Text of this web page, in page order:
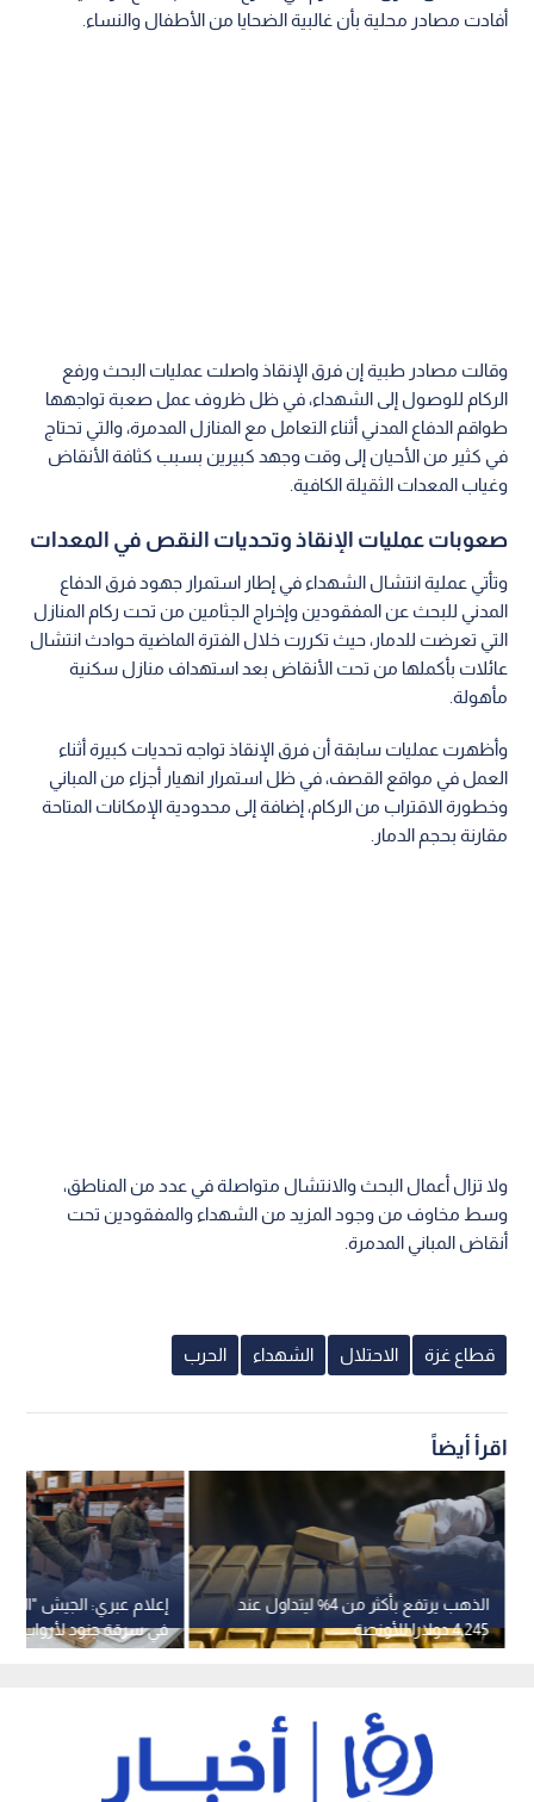
أفادت مصادر محلية بأن غالبية الضحايا من الأطفال والنساء.
وقالت مصادر طبية إن فرق الإنقاذ واصلت عمليات البحث ورفع
الركام للوصول إلى الشهداء، في ظل ظروف عمل صعبة تواجهها
طواقم الدفاع المدني أثناء التعامل مع المنازل المدمرة، والتي تحتاج
في كثير من الأحيان إلى وقت وجهد كبيرين بسبب كثافة الأنقاض
وغياب المعدات الثقيلة الكافية.
صعوبات عمليات الإنقاذ وتحديات النقص في المعدات
وتأتي عملية انتشال الشهداء في إطار استمرار جهود فرق الدفاع
المدني للبحث عن المفقودين وإخراج الجثامين من تحت ركام المنازل
التي تعرضت للدمار، حيث تكررت خلال الفترة الماضية حوادث انتشال
عائلات بأكملها من تحت الأنقاض بعد استهداف منازل سكنية
مأهولة.
وأظهرت عمليات سابقة أن فرق الإنقاذ تواجه تحديات كبيرة أثناء
العمل في مواقع القصف، في ظل استمرار انهيار أجزاء من المباني
وخطورة الاقتراب من الركام، إضافة إلى محدودية الإمكانات المتاحة
مقارنة بحجم الدمار.
ولا تزال أعمال البحث والانتشال متواصلة في عدد من المناطق،
وسط مخاوف من وجود المزيد من الشهداء والمفقودين تحت
أنقاض المباني المدمرة.
قطاع غزة الاحتلال الشهداء الحرب
اقرأ أيضاً
إعلام عبري: الجيش
في سرقة جنود لأرواب
ونعال من فندق بلبنان
الذهب يرتفع بأكثر من 4% ليتداول عند
4,245 دولارا للأونصة